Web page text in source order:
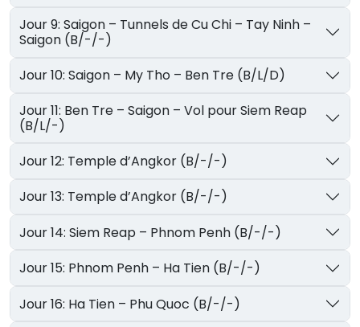
Jour 9: Saigon – Tunnels de Cu Chi – Tay Ninh –
Saigon (B/-/-)
Jour 10: Saigon – My Tho – Ben Tre (B/L/D)
Jour 11: Ben Tre – Saigon – Vol pour Siem Reap
(B/L/-)
Jour 12: Temple d’Angkor (B/-/-)
Jour 13: Temple d’Angkor (B/-/-)
Jour 14: Siem Reap – Phnom Penh (B/-/-)
Jour 15: Phnom Penh – Ha Tien (B/-/-)
Jour 16: Ha Tien – Phu Quoc (B/-/-)